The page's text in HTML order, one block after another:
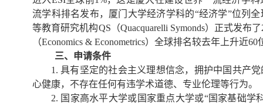
流学科排名发布，厦门大学经济学科的“经济学”位列
等教育研究机构QS（Quacquarelli Symonds）正式发布
（Economics & Econometrics）全球排名较去年上升近
三、申请条件
1. 具有坚定的社会主义理想信念，拥护中国共产
心健康，不存在任何有违学术道德、专业伦理等行为。
2. 国家高水平大学或国家重点大学或“国家基础学